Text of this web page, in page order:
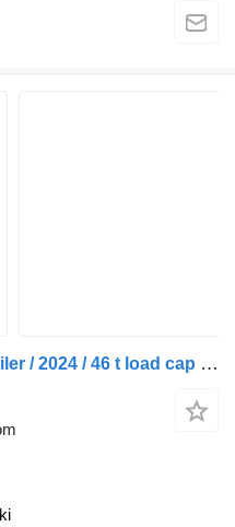
Langendorf low-bed semi-trailer / 2024 / 46 t load cap / 2 units